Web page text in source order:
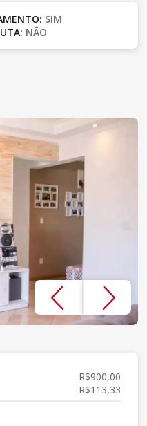
SIM
NÃO
R$900,00
R$113,33